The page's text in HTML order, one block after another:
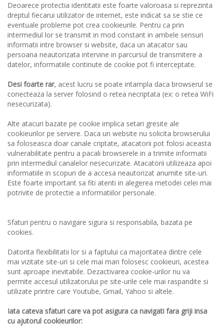
Deoarece protectia identitatii este foarte valoroasa si reprezinta
dreptul fiecarui utilizator de internet, este indicat sa se stie ce
eventuale probleme pot crea cookieurile. Pentru ca prin
intermediul lor se transmit in mod constant in ambele sensuri
informatii intre browser si website, daca un atacator sau
persoana neautorizata intervine in parcursul de transmitere a
datelor, informatiile continute de cookie pot fi interceptate.
Desi foarte rar, acest lucru se poate intampla daca browserul se
conecteaza la server folosind o retea necriptata (ex: o retea WiFi
nesecurizata).
Alte atacuri bazate pe cookie implica setari gresite ale
cookieurilor pe servere. Daca un website nu solicita browserului
sa foloseasca doar canale criptate, atacatorii pot folosi aceasta
vulnerabilitate pentru a pacali browserele in a trimite informatii
prin intermediul canalelor nesecurizate. Atacatorii utilizeaza apoi
informatiile in scopuri de a accesa neautorizat anumite site-uri.
Este foarte important sa fiti atenti in alegerea metodei celei mai
potrivite de protectie a informatiilor personale.
Sfaturi pentru o navigare sigura si responsabila, bazata pe
cookies.
Datorita flexibilitatii lor si a faptului ca majoritatea dintre cele
mai vizitate site-uri si cele mai mari folosesc cookieuri, acestea
sunt aproape inevitabile. Dezactivarea cookie-urilor nu va
permite accesul utilizatorului pe site-urile cele mai raspandite si
utilizate printre care Youtube, Gmail, Yahoo si altele.
Iata cateva sfaturi care va pot asigura ca navigati fara griji insa
cu ajutorul cookieurilor: